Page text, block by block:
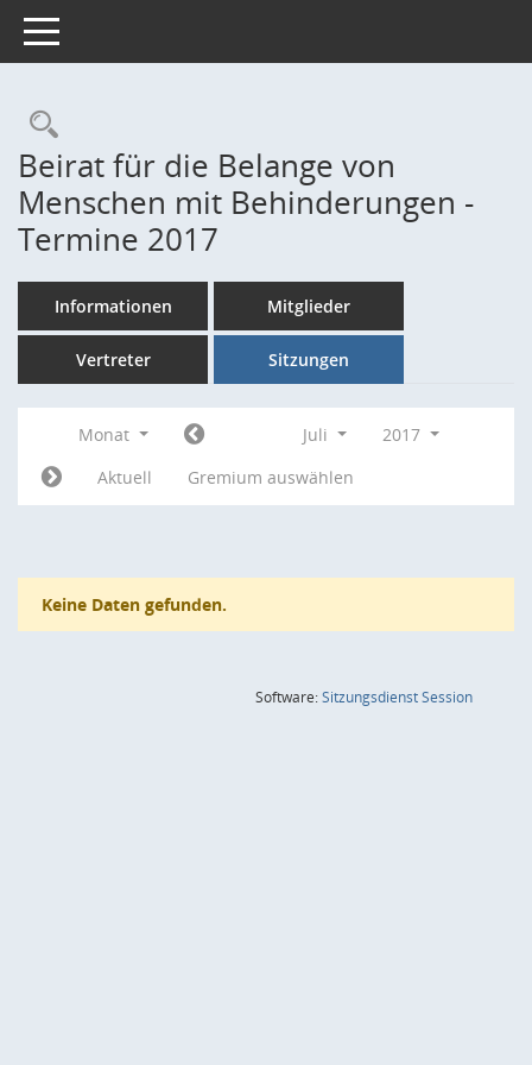
Toggle navigation
Rechercheauswahl
Beirat für die Belange von
Menschen mit Behinderungen -
Termine 2017
Informationen Mitglieder
Vertreter Sitzungen
Monat Juli
2017
Aktuell
Gremium auswählen
Keine Daten gefunden.
Software:SitzungsdienstSession(Wird in